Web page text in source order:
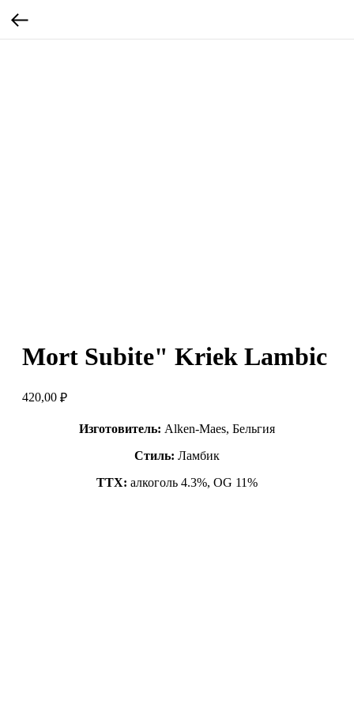
Mort Subite" Kriek Lambic
420,00 ₽
Изготовитель: Alken-Maes, Бельгия
Стиль: Ламбик
ТТХ: алкоголь 4.3%, OG 11%